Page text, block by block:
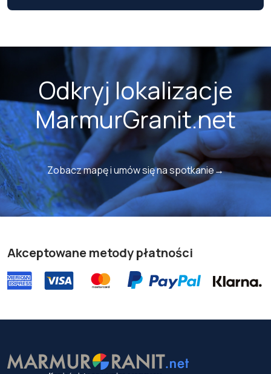
Odkryj lokalizacje
MarmurGranit.net
Zobacz mapę i umów się na spotkanie→
Akceptowane metody płatności